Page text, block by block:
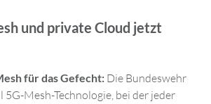
und private Cloud jetzt
für das Gefecht: Die Bundeswehr
Mesh-Technologie, bei der jeder